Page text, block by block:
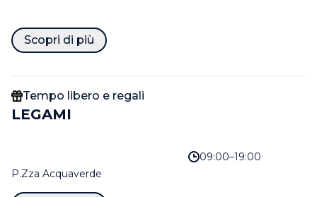
Scopri di più
Tempo libero e regali
LEGAMI
09:00–19:00
P.zza Acquaverde